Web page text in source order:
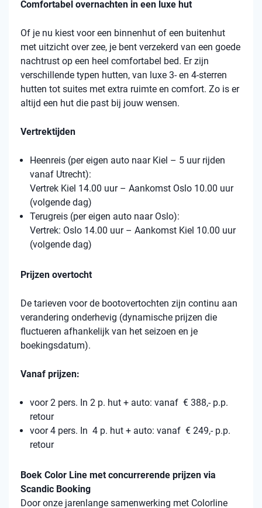
Comfortabel overnachten in een luxe hut
Of je nu kiest voor een binnenhut of een buitenhut
met uitzicht over zee, je bent verzekerd van een goede
nachtrust op een heel comfortabel bed. Er zijn
verschillende typen hutten, van luxe 3- en 4-sterren
hutten tot suites met extra ruimte en comfort. Zo is er
altijd een hut die past bij jouw wensen.
Vertrektijden
Heenreis (per eigen auto naar Kiel – 5 uur rijden
vanaf Utrecht):
Vertrek Kiel 14.00 uur – Aankomst Oslo 10.00 uur
(volgende dag)
Terugreis (per eigen auto naar Oslo):
Vertrek: Oslo 14.00 uur – Aankomst Kiel 10.00 uur
(volgende dag)
Prijzen overtocht
De tarieven voor de bootovertochten zijn continu aan
verandering onderhevig (dynamische prijzen die
fluctueren afhankelijk van het seizoen en je
boekingsdatum).
Vanaf prijzen:
voor 2 pers. In 2 p. hut + auto: vanaf € 388,- p.p.
retour
voor 4 pers. In 4 p. hut + auto: vanaf € 249,- p.p.
retour
Boek Color Line met concurrerende prijzen via
Scandic Booking
Door onze jarenlange samenwerking met Colorline